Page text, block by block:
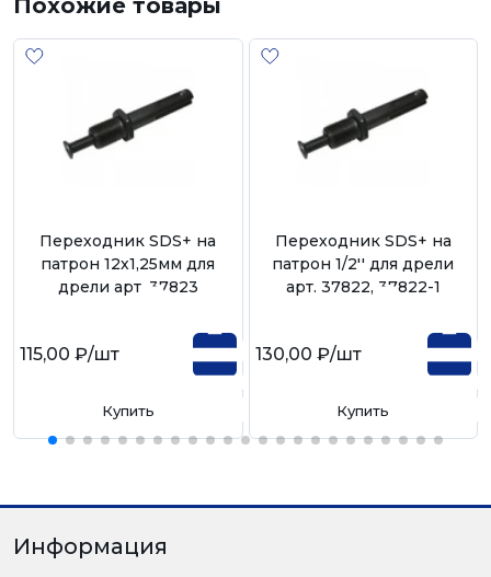
Похожие товары
Переходник SDS+ на
патрон 12х1,25мм для
дрели арт. 37823
115,00 ₽/шт
Купить
Переходник SDS+ на
патрон 1/2'' для дрели
арт. 37822, 37822-1
130,00 ₽/шт
Купить
Информация